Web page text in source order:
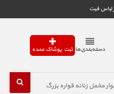
لباس فیت
دسته‌بندی‌ها ثبت پوشاک عمده
مخمل زنانه قواره بزرگ